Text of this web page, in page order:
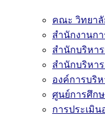
คณะ วิทยา
สำนักงานก
สำนักบริหา
สำนักบริหา
องค์การบริ
ศูนย์การศึก
การประเมิ